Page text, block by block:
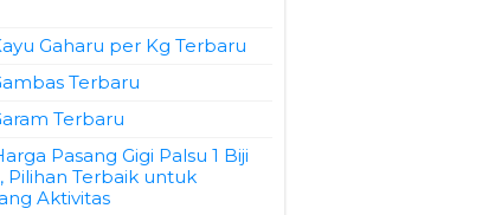
Gaharu per Kg Terbaru
Terbaru
Terbaru
Pasang Gigi Palsu 1 Biji
Pilihan Terbaik untuk
Aktivitas